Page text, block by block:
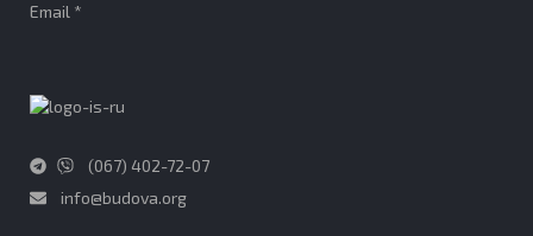
Email *
(067) 402-72-07
info@budova.org